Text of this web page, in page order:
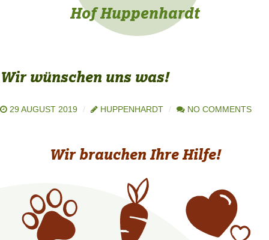
Hof Huppenhardt
Wir wünschen uns was!
29 AUGUST 2019 HUPPENHARDT NO COMMENTS
Wir brauchen Ihre Hilfe!